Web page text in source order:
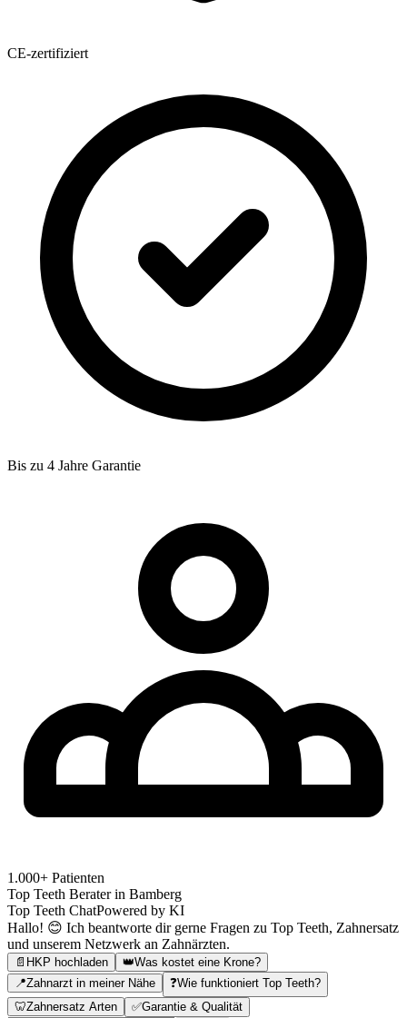
CE-zertifiziert
Bis zu 4 Jahre Garantie
1.000+ Patienten
Top Teeth Berater in Bamberg
Top Teeth ChatPowered by KI
Hallo! 😊 Ich beantworte dir gerne Fragen zu Top Teeth, Zahnersatz
und unserem Netzwerk an Zahnärzten.
📄 HKP hochladen 👑Was kostet eine Krone?
📍Zahnarzt in meiner Nähe ❓Wie funktioniert Top Teeth?
🦷Zahnersatz Arten ✅Garantie & Qualität